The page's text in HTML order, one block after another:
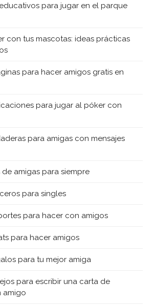
para jugar en el parque
con tus mascotas: ideas prácticas
para hacer amigos gratis en
para jugar al póker con
para amigas con mensajes
de amigas para siempre
para singles
para hacer con amigos
para hacer amigos
para tu mejor amiga
para escribir una carta de
amigo